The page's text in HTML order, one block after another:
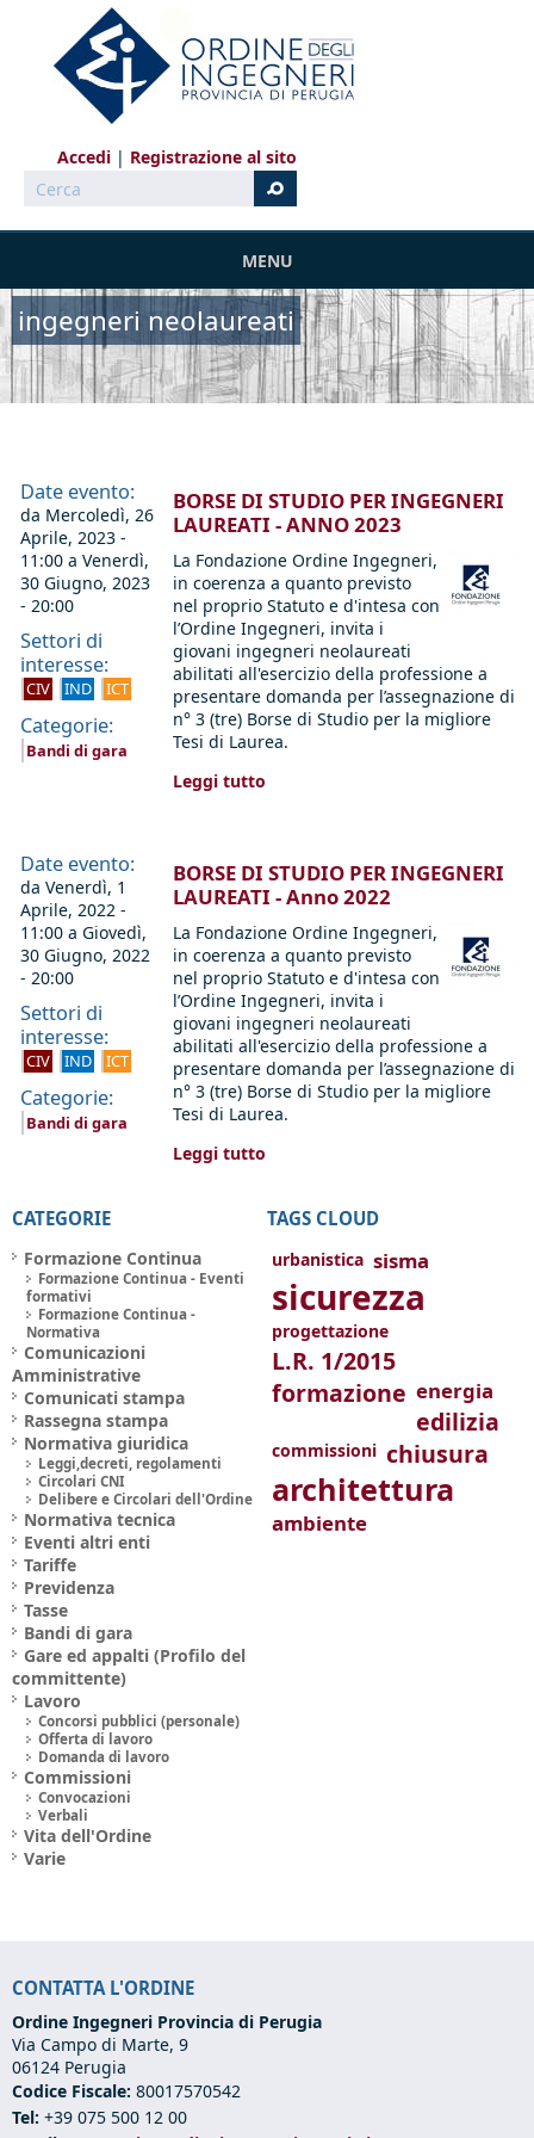
Salta al contenuto principale
Accedi
Registrazione al sito
Cerca
MENU
ingegneri neolaureati
Date evento:
da Mercoledì, 26
Aprile, 2023 -
11:00 a Venerdì,
30 Giugno, 2023
- 20:00
Settori di
interesse:
CIV IND ICT
Categorie:
Bandi di gara
BORSE DI STUDIO PER INGEGNERI
LAUREATI - ANNO 2023
La Fondazione Ordine Ingegneri,
in coerenza a quanto previsto
nel proprio Statuto e d'intesa con
l’Ordine Ingegneri, invita i
giovani ingegneri neolaureati
abilitati all'esercizio della professione a
presentare domanda per l’assegnazione di
n° 3 (tre) Borse di Studio per la migliore
Tesi di Laurea.
Leggi tutto
Date evento:
da Venerdì, 1
Aprile, 2022 -
11:00 a Giovedì,
30 Giugno, 2022
- 20:00
Settori di
interesse:
CIV IND ICT
Categorie:
Bandi di gara
BORSE DI STUDIO PER INGEGNERI
LAUREATI - Anno 2022
La Fondazione Ordine Ingegneri,
in coerenza a quanto previsto
nel proprio Statuto e d'intesa con
l’Ordine Ingegneri, invita i
giovani ingegneri neolaureati
abilitati all'esercizio della professione a
presentare domanda per l’assegnazione di
n° 3 (tre) Borse di Studio per la migliore
Tesi di Laurea.
Leggi tutto
CATEGORIE
Formazione Continua
Formazione Continua - Eventi
formativi
Formazione Continua -
Normativa
Comunicazioni
Amministrative
Comunicati stampa
Rassegna stampa
Normativa giuridica
Leggi,decreti, regolamenti
Circolari CNI
Delibere e Circolari dell'Ordine
Normativa tecnica
Eventi altri enti
Tariffe
Previdenza
Tasse
Bandi di gara
Gare ed appalti (Profilo del
committente)
Lavoro
Concorsi pubblici (personale)
Offerta di lavoro
Domanda di lavoro
Commissioni
Convocazioni
Verbali
Vita dell'Ordine
Varie
TAGS CLOUD
urbanistica sisma
sicurezza
progettazione
L.R. 1/2015
formazione energia
edilizia
commissioni chiusura
architettura
ambiente
CONTATTA L'ORDINE
Ordine Ingegneri Provincia di Perugia
Via Campo di Marte, 9
06124 Perugia
Codice Fiscale: 80017570542
Tel: +39 075 500 12 00